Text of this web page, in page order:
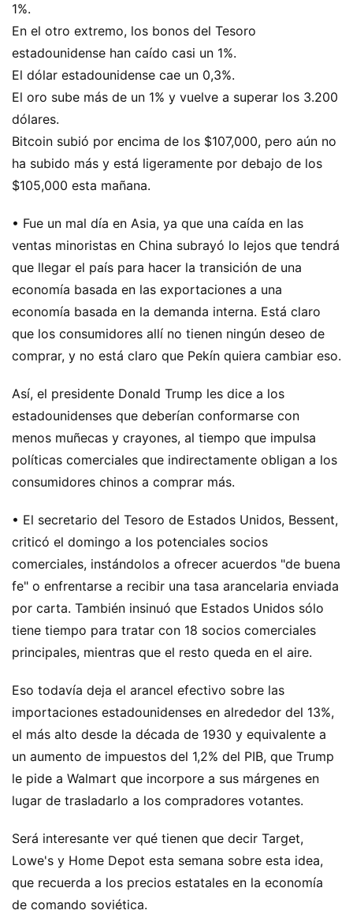
1%.
En el otro extremo, los bonos del Tesoro
estadounidense han caído casi un 1%.
El dólar estadounidense cae un 0,3%.
El oro sube más de un 1% y vuelve a superar los 3.200
dólares.
Bitcoin subió por encima de los $107,000, pero aún no
ha subido más y está ligeramente por debajo de los
$105,000 esta mañana.
• Fue un mal día en Asia, ya que una caída en las
ventas minoristas en China subrayó lo lejos que tendrá
que llegar el país para hacer la transición de una
economía basada en las exportaciones a una
economía basada en la demanda interna. Está claro
que los consumidores allí no tienen ningún deseo de
comprar, y no está claro que Pekín quiera cambiar eso.
Así, el presidente Donald Trump les dice a los
estadounidenses que deberían conformarse con
menos muñecas y crayones, al tiempo que impulsa
políticas comerciales que indirectamente obligan a los
consumidores chinos a comprar más.
• El secretario del Tesoro de Estados Unidos, Bessent,
criticó el domingo a los potenciales socios
comerciales, instándolos a ofrecer acuerdos "de buena
fe" o enfrentarse a recibir una tasa arancelaria enviada
por carta. También insinuó que Estados Unidos sólo
tiene tiempo para tratar con 18 socios comerciales
principales, mientras que el resto queda en el aire.
Eso todavía deja el arancel efectivo sobre las
importaciones estadounidenses en alrededor del 13%,
el más alto desde la década de 1930 y equivalente a
un aumento de impuestos del 1,2% del PIB, que Trump
le pide a Walmart que incorpore a sus márgenes en
lugar de trasladarlo a los compradores votantes.
Será interesante ver qué tienen que decir Target,
Lowe's y Home Depot esta semana sobre esta idea,
que recuerda a los precios estatales en la economía
de comando soviética.